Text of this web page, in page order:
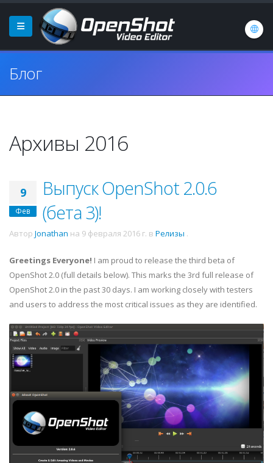
Блог
Архивы 2016
9
Фев
Выпуск OpenShot 2.0.6
(бета 3)!
Автор Jonathan на 9 февраля 2016 г. в Релизы .
Greetings Everyone! I am proud to release the third beta of
OpenShot 2.0 (full details below). This marks the 3rd full release of
OpenShot 2.0 in the past 30 days. I am working closely with testers
and users to address the most critical issues as they are identified.